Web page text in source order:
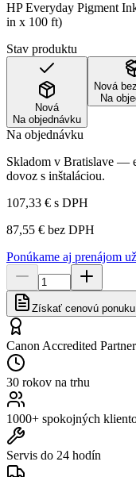
HP Everyday Pigment
in x 100 ft)
Stav produktu
Nová
Na objednávku
Nová
Na
Na objednávku
Skladom v Bratislave —
dovoz s inštaláciou.
107,33 € s DPH
87,55 € bez DPH
Ponúkame aj prenájom
Získať cenovú ponuku
Canon Accredited Partner
30 rokov na trhu
1000+ spokojných
Servis do 24 hodín